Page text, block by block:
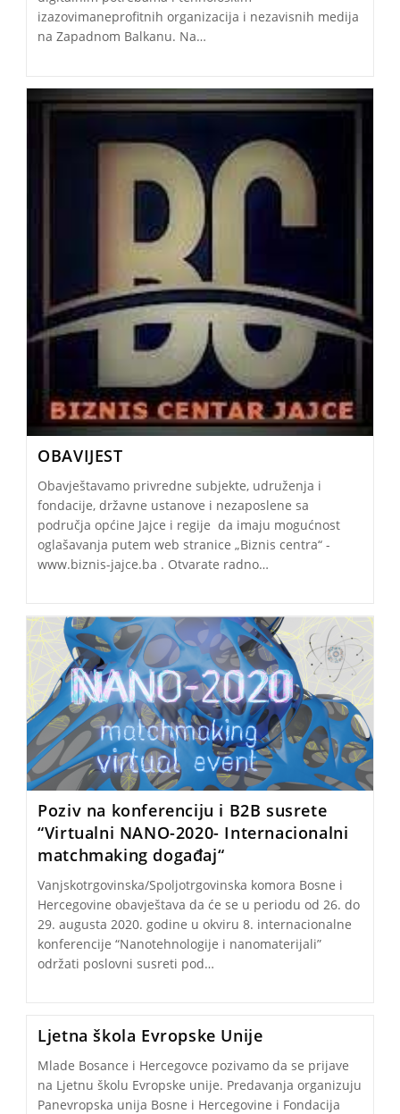
izazovimaneprofitnih organizacija i nezavisnih medija
na Zapadnom Balkanu. Na…
OBAVIJEST
Obavještavamo privredne subjekte, udruženja i
fondacije, državne ustanove i nezaposlene sa
područja općine Jajce i regije da imaju mogućnost
oglašavanja putem web stranice „Biznis centra“ -
www.biznis-jajce.ba . Otvarate radno…
Poziv na konferenciju i B2B susrete
“Virtualni NANO-2020- Internacionalni
matchmaking događaj“
Vanjskotrgovinska/Spoljotrgovinska komora Bosne i
Hercegovine obavještava da će se u periodu od 26. do
29. augusta 2020. godine u okviru 8. internacionalne
konferencije “Nanotehnologije i nanomaterijali”
održati poslovni susreti pod…
Ljetna škola Evropske Unije
Mlade Bosance i Hercegovce pozivamo da se prijave
na Ljetnu školu Evropske unije. Predavanja organizuju
Panevropska unija Bosne i Hercegovine i Fondacija